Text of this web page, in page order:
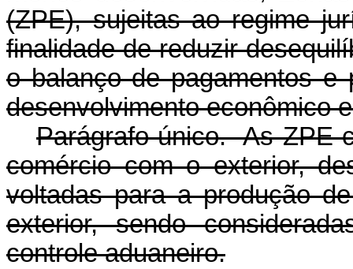
(ZPE), sujeitas ao regime
finalidade de reduzir
o balanço de pagamentos e
desenvolvimento econômico
Parágrafo único. As ZPE
comércio com o exterior,
voltadas para a produção
exterior, sendo
controle aduaneiro.